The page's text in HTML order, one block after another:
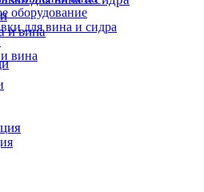
и вина
оборудование
для вина и сидра
вина